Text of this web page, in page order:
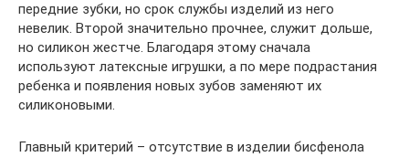
передние зубки, но срок службы изделий из него
невелик. Второй значительно прочнее, служит дольше,
но силикон жестче. Благодаря этому сначала
используют латексные игрушки, а по мере подрастания
ребенка и появления новых зубов заменяют их
силиконовыми.
Главный критерий – отсутствие в изделии бисфенола